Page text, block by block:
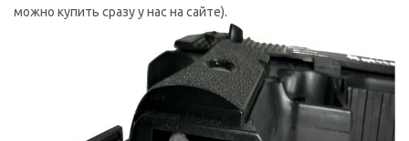
можно купить сразу у нас на сайте).